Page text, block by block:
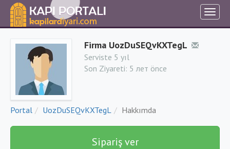
Firma UozDuSEQvKXTegL
Serviste 5 yıl
Son Ziyareti: 5 лет önce
Portal UozDuSEQvKXTegL Hakkımda
Sipariş ver